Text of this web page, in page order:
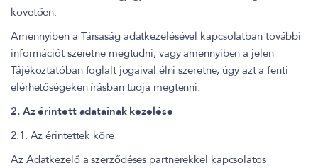
követően.
Amennyiben a Társaság adatkezelésével kapcsolatban további
információt szeretne megtudni, vagy amennyiben a jelen
Tájékoztatóban foglalt jogaival élni szeretne, úgy azt a fenti
elérhetőségeken írásban tudja megtenni.
2. Az érintett adatainak kezelése
2.1. Az érintettek köre
Az Adatkezelő a szerződéses partnerekkel kapcsolatos